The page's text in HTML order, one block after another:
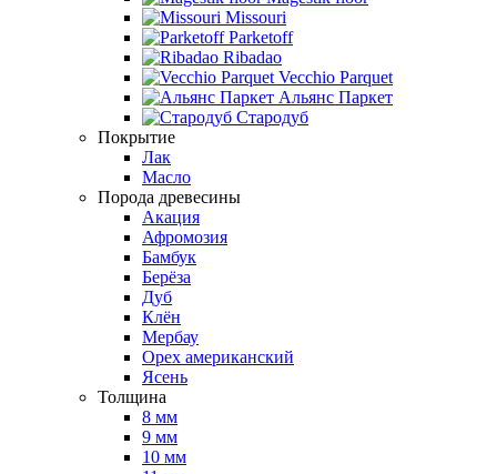
Missouri
Parketoff
Ribadao
Vecchio Parquet
Альянс Паркет
Стародуб
Покрытие
Лак
Масло
Порода древесины
Акация
Афромозия
Бамбук
Берёза
Дуб
Клён
Мербау
Орех американский
Ясень
Толщина
8 мм
9 мм
10 мм